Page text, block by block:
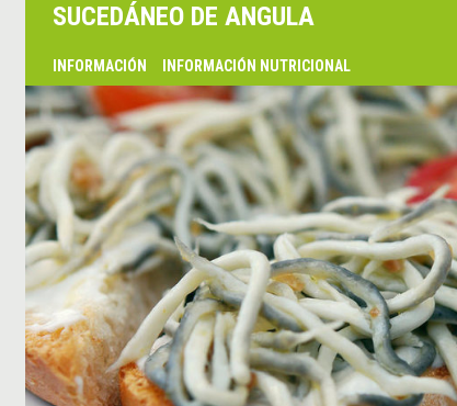
SUCEDÁNEO DE ANGULA
INFORMACIÓN INFORMACIÓN NUTRICIONAL